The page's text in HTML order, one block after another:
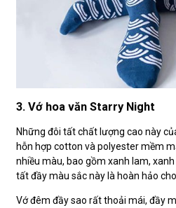
3. Vớ hoa văn Starry Night
Những đôi tất chất lượng cao này
hỗn hợp cotton và polyester mềm
nhiều màu, bao gồm xanh lam,
tất đầy màu sắc này là hoàn hảo
Vớ đêm đầy sao rất thoải mái, đầy